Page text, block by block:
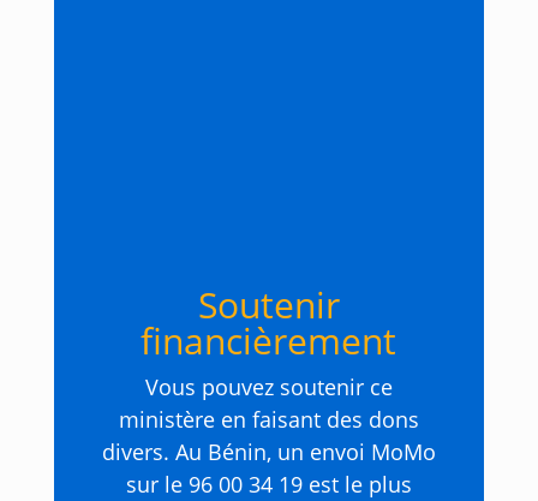
Soutenir
financièrement
Vous pouvez soutenir ce
ministère en faisant des dons
divers. Au Bénin, un envoi MoMo
sur le 96 00 34 19 est le plus